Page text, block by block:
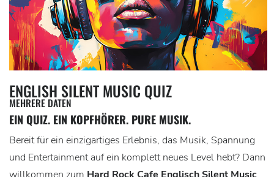
ENGLISH SILENT MUSIC QUIZ
MEHRERE DATEN
EIN QUIZ. EIN KOPFHÖRER. PURE MUSIK.
Bereit für ein einzigartiges Erlebnis, das Musik, Spannung
und Entertainment auf ein komplett neues Level hebt? Dann